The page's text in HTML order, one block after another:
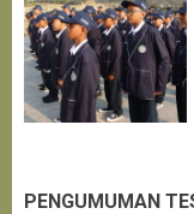
PENGUMUMAN